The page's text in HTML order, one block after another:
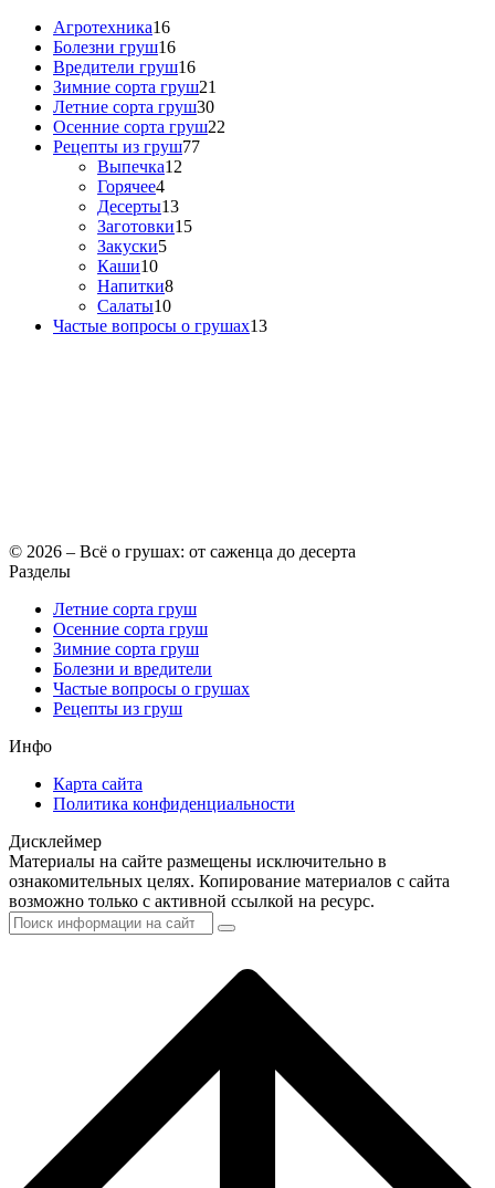
Агротехника16
Болезни груш16
Вредители груш16
Зимние сорта груш21
Летние сорта груш30
Осенние сорта груш22
Рецепты из груш77
Выпечка12
Горячее4
Десерты13
Заготовки15
Закуски5
Каши10
Напитки8
Салаты10
Частые вопросы о грушах13
© 2026 – Всё о грушах: от саженца до десерта
Разделы
Летние сорта груш
Осенние сорта груш
Зимние сорта груш
Болезни и вредители
Частые вопросы о грушах
Рецепты из груш
Инфо
Карта сайта
Политика конфиденциальности
Дисклеймер
Материалы на сайте размещены исключительно в
ознакомительных целях. Копирование материалов с сайта
возможно только с активной ссылкой на ресурс.